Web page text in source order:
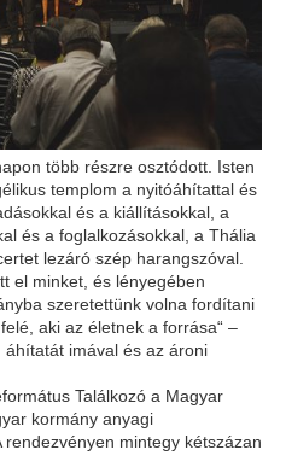
több részre osztódott. Isten
templom a nyitóáhítattal és
és a kiállításokkal, a
és a foglalkozásokkal, a Thália
lezáró szép harangszóval.
el minket, és lényegében
szeretettünk volna fordítani
aki az életnek a forrása“ –
imával és az ároni
Találkozó a Magyar
kormány anyagi
mintegy kétszázan